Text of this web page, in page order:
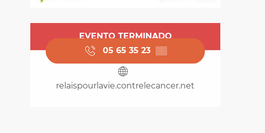
Horarios y datos de
EVENTO TERMINADO
05 65 35 23 ▒▒
relaispourlavie.contrelecancer.net